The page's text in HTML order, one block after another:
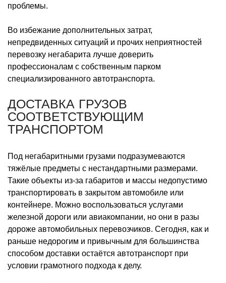
проблемы.
Во избежание дополнительных затрат,
непредвиденных ситуаций и прочих неприятностей
перевозку негабарита лучше доверить
профессионалам с собственным парком
специализированного автотранспорта.
ДОСТАВКА ГРУЗОВ
СООТВЕТСТВУЮЩИМ
ТРАНСПОРТОМ
Под негабаритными грузами подразумеваются
тяжёлые предметы с нестандартными размерами.
Такие объекты из-за габаритов и массы недопустимо
транспортировать в закрытом автомобиле или
контейнере. Можно воспользоваться услугами
железной дороги или авиакомпании, но они в разы
дороже автомобильных перевозчиков. Сегодня, как и
раньше недорогим и привычным для большинства
способом доставки остаётся автотранспорт при
условии грамотного подхода к делу.